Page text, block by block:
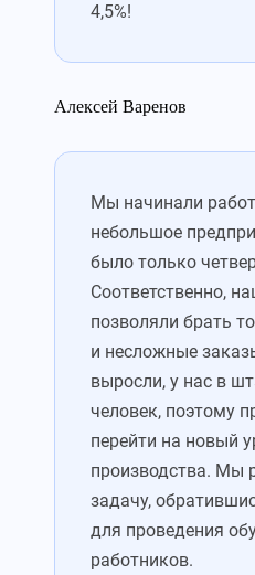
4,5%!
Алексей Варенов
Мы начинали
небольшое
было только
Соответственно,
позволяли брать
и несложные
выросли, у нас в
человек, поэтому
перейти на новый
производства. Мы
задачу,
для проведения
работников.